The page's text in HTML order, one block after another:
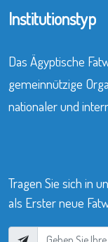
Institutionstyp
Das Ägyptische
gemeinnützige
nationaler und
Tragen Sie sich in
als Erster neue